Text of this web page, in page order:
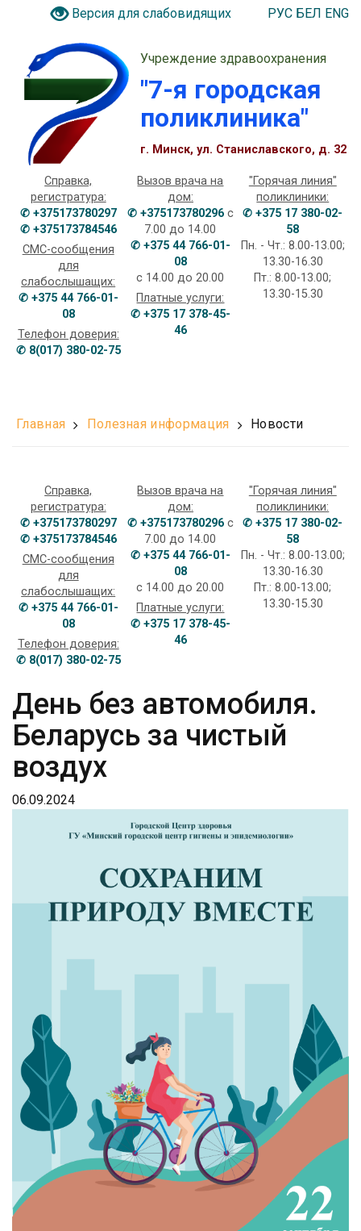
Версия для слабовидящих РУС БЕЛ ENG
Учреждение здравоохранения
"7-я городская
поликлиника"
г. Минск, ул. Станиславского, д. 32
Справка,
регистратура:
✆ +375173780297
✆ +375173784546
СМС-сообщения
для
слабослышащих:
✆ +375 44 766-01-
08
Телефон доверия:
✆ 8(017) 380-02-75
Вызов врача на
дом:
✆ +375173780296с
7.00 до 14.00
✆ +375 44 766-01-
08
с 14.00 до 20.00
Платные услуги:
✆ +375 17 378-45-
46
"Горячая линия"
поликлиники:
✆ +375 17 380-02-
58
Пн. - Чт.: 8.00-13.00;
13.30-16.30
Пт.: 8.00-13.00;
13.30-15.30
Главная Полезная информация Новости
Справка,
регистратура:
✆ +375173780297
✆ +375173784546
СМС-сообщения
для
слабослышащих:
✆ +375 44 766-01-
08
Телефон доверия:
✆ 8(017) 380-02-75
Вызов врача на
дом:
✆ +375173780296с
7.00 до 14.00
✆ +375 44 766-01-
08
с 14.00 до 20.00
Платные услуги:
✆ +375 17 378-45-
46
"Горячая линия"
поликлиники:
✆ +375 17 380-02-
58
Пн. - Чт.: 8.00-13.00;
13.30-16.30
Пт.: 8.00-13.00;
13.30-15.30
День без автомобиля.
Беларусь за чистый
воздух
06.09.2024